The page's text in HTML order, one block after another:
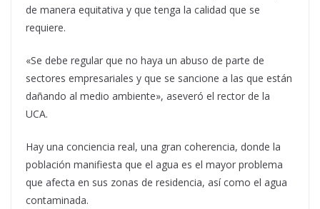
de manera equitativa y que tenga la calidad que se
requiere.
«Se debe regular que no haya un abuso de parte de
sectores empresariales y que se sancione a las que están
dañando al medio ambiente», aseveró el rector de la
UCA.
Hay una conciencia real, una gran coherencia, donde la
población manifiesta que el agua es el mayor problema
que afecta en sus zonas de residencia, así como el agua
contaminada.